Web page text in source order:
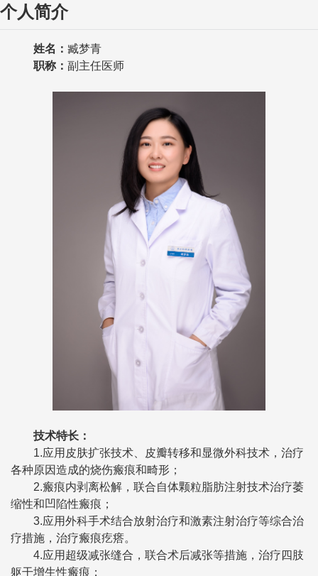
个人简介
姓名： 臧梦青
职称 ： 副主任医师
技术特长 ：
1.应用皮肤扩张技术、皮瓣转移和显微外科技术，治疗
各种原因造成的烧伤瘢痕和畸形；
2.瘢痕内剥离松解，联合自体颗粒脂肪注射技术治疗萎
缩性和凹陷性瘢痕；
3.应用外科手术结合放射治疗和激素注射治疗等综合治
疗措施，治疗瘢痕疙瘩。
4.应用超级减张缝合，联合术后减张等措施，治疗四肢
躯干增生性瘢痕；